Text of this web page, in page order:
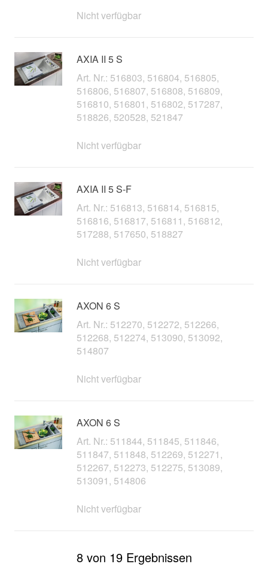
Nicht verfügbar
AXIA II 5 S
Art. Nr.: 516803, 516804, 516805,
516806, 516807, 516808, 516809,
516810, 516801, 516802, 517287,
518826, 520528, 521847
Nicht verfügbar
AXIA II 5 S-F
Art. Nr.: 516813, 516814, 516815,
516816, 516817, 516811, 516812,
517288, 517650, 518827
Nicht verfügbar
AXON 6 S
Art. Nr.: 512270, 512272, 512266,
512268, 512274, 513090, 513092,
514807
Nicht verfügbar
AXON 6 S
Art. Nr.: 511844, 511845, 511846,
511847, 511848, 512269, 512271,
512267, 512273, 512275, 513089,
513091, 514806
Nicht verfügbar
8 von 19 Ergebnissen